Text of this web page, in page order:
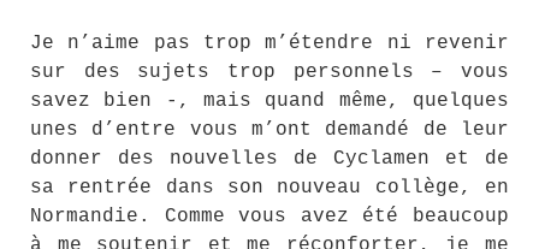
Je n’aime pas trop m’étendre ni revenir
sur des sujets trop personnels – vous
savez bien -, mais quand même, quelques
unes d’entre vous m’ont demandé de leur
donner des nouvelles de Cyclamen et de
sa rentrée dans son nouveau collège, en
Normandie. Comme vous avez été beaucoup